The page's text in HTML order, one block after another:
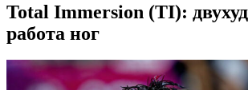
Total Immersion (TI):
работа ног